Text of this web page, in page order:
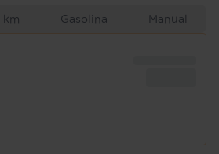
km Gasolina Manual